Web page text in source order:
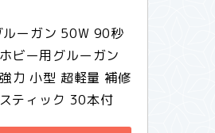
ーガン 50W 90秒
ビー用グルーガン
力 小型 超軽量 補修
ティック 30本付